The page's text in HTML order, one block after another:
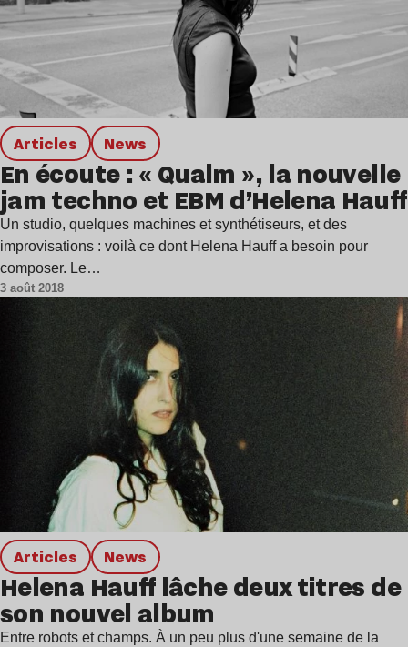
Articles news
En écoute : « Qualm », la nouvelle
jam techno et EBM d’Helena Hauff
Un studio, quelques machines et synthétiseurs, et des
improvisations : voilà ce dont Helena Hauff a besoin pour
composer. Le…
3 août 2018
Articles news
Helena Hauff lâche deux titres de
son nouvel album
Entre robots et champs. À un peu plus d'une semaine de la